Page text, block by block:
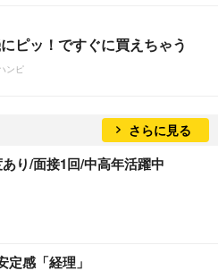
ピッ！ですぐに買えちゃう
ンピ
さらに見る
り/面接1回/中高年活躍中
感「経理」